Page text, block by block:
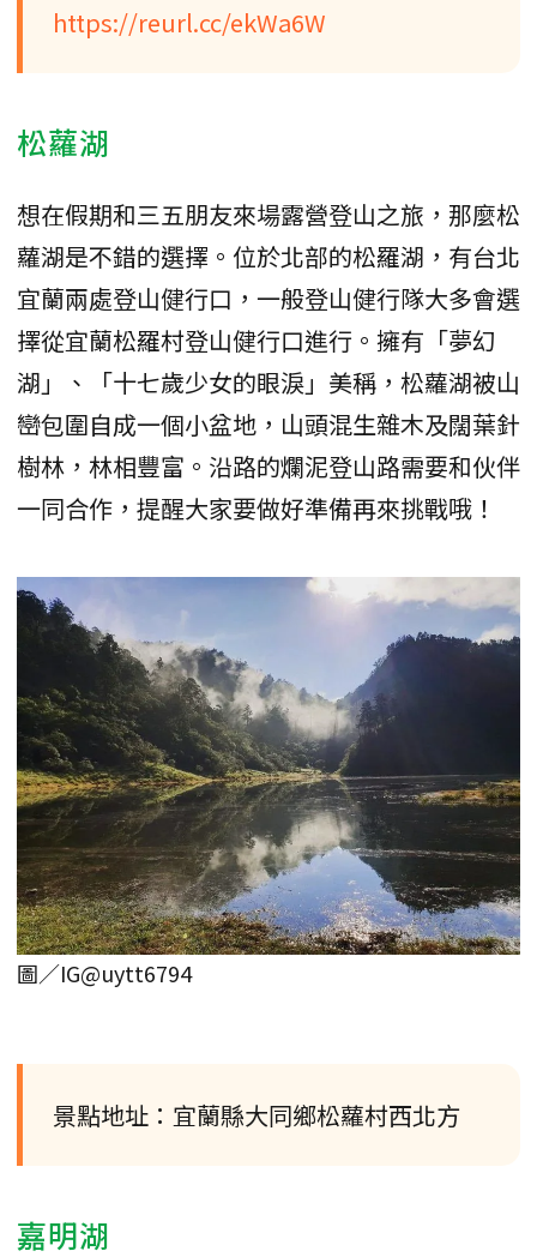
https://reurl.cc/ekWa6W
松蘿湖
想在假期和三五朋友來場露營登山之旅，那麼松
蘿湖是不錯的選擇。位於北部的松羅湖，有台北
宜蘭兩處登山健行口，一般登山健行隊大多會選
擇從宜蘭松羅村登山健行口進行。擁有「夢幻
湖」、「十七歲少女的眼淚」美稱，松蘿湖被山
巒包圍自成一個小盆地，山頭混生雜木及闊葉針
樹林，林相豐富。沿路的爛泥登山路需要和伙伴
一同合作，提醒大家要做好準備再來挑戰哦！
圖／IG@uytt6794
景點地址：宜蘭縣大同鄉松蘿村西北方
嘉明湖